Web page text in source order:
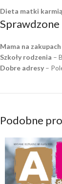
Dieta matki
Mama na zakupach
Szkoły rodzenia –
Dobre adresy –
Podobne